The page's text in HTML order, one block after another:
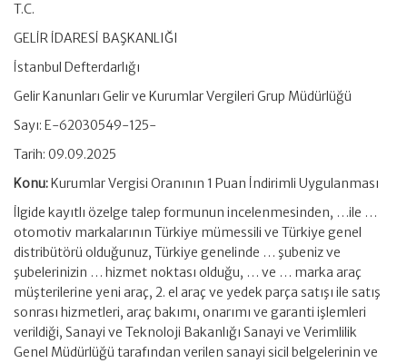
T.C.
GELİR İDARESİ BAŞKANLIĞI
İstanbul Defterdarlığı
Gelir Kanunları Gelir ve Kurumlar Vergileri Grup Müdürlüğü
Sayı: E-62030549-125-
Tarih: 09.09.2025
Konu:Kurumlar Vergisi Oranının 1 Puan İndirimli Uygulanması
İlgide kayıtlı özelge talep formunun incelenmesinden, …ile …
otomotiv markalarının Türkiye mümessili ve Türkiye genel
distribütörü olduğunuz, Türkiye genelinde … şubeniz ve
şubelerinizin … hizmet noktası olduğu, … ve … marka araç
müşterilerine yeni araç, 2. el araç ve yedek parça satışı ile satış
sonrası hizmetleri, araç bakımı, onarımı ve garanti işlemleri
verildiği, Sanayi ve Teknoloji Bakanlığı Sanayi ve Verimlilik
Genel Müdürlüğü tarafından verilen sanayi sicil belgelerinin ve